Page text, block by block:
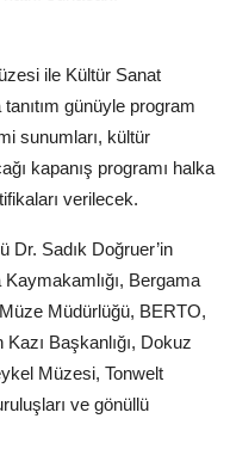
ile Kültür Sanat
günüyle program
sunumları, kültür
kapanış programı halka
verilecek.
Dr. Sadık Doğruer’in
Bergama
Müdürlüğü, BERTO,
Başkanlığı, Dokuz
Müzesi, Tonwelt
ve gönüllü